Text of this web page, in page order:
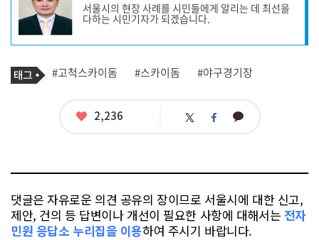
성
자
프
필
서울시의 현장 사례를 시민들에게 알리는 데 최선을
다하는 시민기자가 되겠습니다.
기
사
태
그
#고척스카이돔 #스카이돔 #야구경기장
좋
아
2,236 트 페 카
댓글은 자유로운 의견 공유의 장이므로 서울시에 대한 신고,
제안, 건의 등 답변이나 개선이 필요한 사항에 대해서는 전자
민원 응답소 누리집을 이용하여 주시기 바랍니다.